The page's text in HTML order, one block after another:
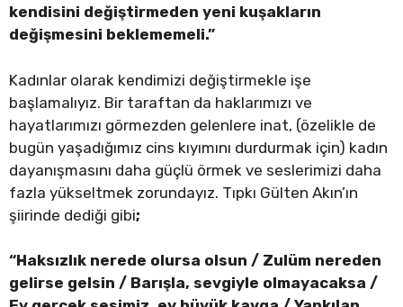
kendisini değiştirmeden yeni kuşakların
değişmesini beklememeli.”
Kadınlar olarak kendimizi değiştirmekle işe
başlamalıyız. Bir taraftan da haklarımızı ve
hayatlarımızı görmezden gelenlere inat, (özelikle de
bugün yaşadığımız cins kıyımını durdurmak için) kadın
dayanışmasını daha güçlü örmek ve seslerimizi daha
fazla yükseltmek zorundayız. Tıpkı Gülten Akın’ın
şiirinde dediği gibi;
“Haksızlık nerede olursa olsun / Zulüm nereden
gelirse gelsin / Barışla, sevgiyle olmayacaksa /